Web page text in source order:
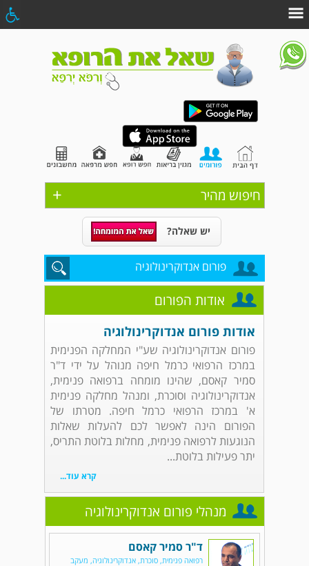
+ חיפוש מהיר
יש שאלה?
פורום אנדוקרינולוגיה
אודות הפורום
אודות פורום אנדוקרינולוגיה
פורום אנדוקרינולוגיה שע"י המחלקה הפנימית
במרכז הרפואי כרמל חיפה מנוהל על ידי ד"ר
סמיר קאסם, שהינו מומחה ברפואה פנימית,
אנדוקרינולוגיה וסוכרת, ומנהל מחלקה פנימית
א' במרכז הרפואי כרמל חיפה. מטרתו של
הפורום הינה לאפשר לכם להעלות שאלות
הנוגעות לרפואה פנימית, מחלות בלוטת התריס,
יתר פעילות בלוטת...
קרא עוד...
מנהלי פורום אנדוקרינולוגיה
ד"ר סמיר קאסם
רפואה פנימית, סוכרת, אנדוקרינולוגיה, מעקב